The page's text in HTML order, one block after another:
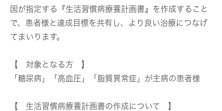
国が指定する『生活習慣病療養計画書』を作成すること
で、患者様と達成目標を共有し、より良い治療につなげ
てまいります。
【 対象となる方 】
「糖尿病」「高血圧」「脂質異常症」が主病の患者様
【 生活習慣病療養計画書の作成について 】